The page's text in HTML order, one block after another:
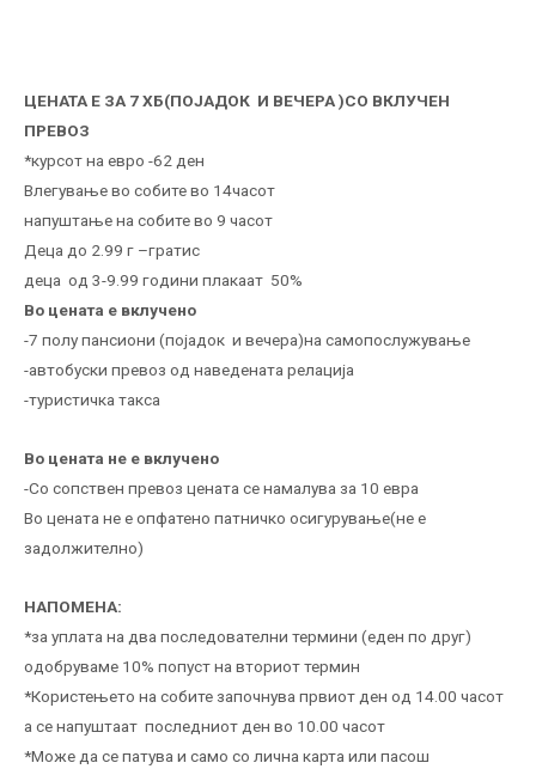
ЦЕНАТА Е ЗА 7 ХБ(ПОЈАДОК И ВЕЧЕРА )СО ВКЛУЧЕН
ПРЕВОЗ
*курсот на евро -62 ден
Влегување во собите во 14часот
напуштање на собите во 9 часот
Деца до 2.99 г –гратис
деца од 3-9.99 години плакаат 50%
Во цената е вклучено
-7 полу пансиони (појадок и вечера)на самопослужување
-автобуски превоз од наведената релација
-туристичка такса
Во цената не е вклучено
-Со сопствен превоз цената се намалува за 10 евра
Во цената не е опфатено патничко осигурување(не е
задолжително)
НАПОМЕНА:
*за уплата на два последователни термини (еден по друг)
одобруваме 10% попуст на вториот термин
*Користењето на собите започнува првиот ден од 14.00 часот
а се напуштаат последниот ден во 10.00 часот
*Може да се патува и само со лична карта или пасош